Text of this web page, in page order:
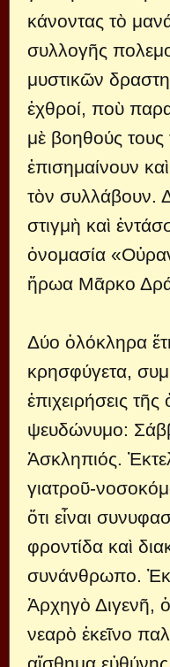
κάνοντας τὸ
συλλογῆς
μυστικῶν
ἐχθροί, ποὺ
μὲ βοηθούς τους
ἐπισημαίνουν
τὸν συλλάβουν.
στιγμὴ καὶ
ὀνομασία
ἥρωα Μᾶρκο
Δύο ὁλόκληρα
κρησφύγετα,
ἐπιχειρήσεις
ψευδώνυμο:
Ἀσκληπιός.
γιατροῦ-
ὅτι εἶναι
φροντίδα καὶ
συνάνθρωπο.
Ἀρχηγὸ Διγενῆ, ὁ
νεαρὸ ἐκεῖνο